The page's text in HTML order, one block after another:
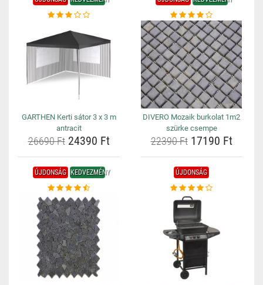
GARTHEN Kerti sátor 3 x 3 m
antracit
26690 Ft24390 Ft
DIVERO Mozaik burkolat 1m2
szürke csempe
22390 Ft17190 Ft
ÚJDONSÁG KEDVEZMÉNY ÚJDONSÁG